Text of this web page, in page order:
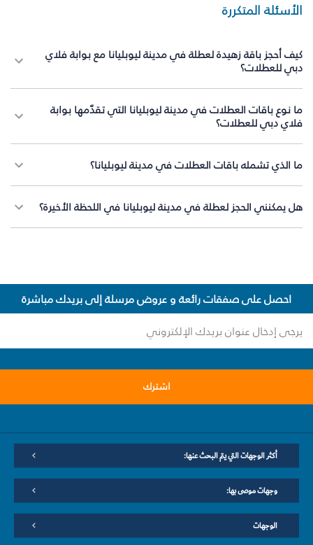
الأسئلة المتكررة
كيف أحجز باقة زهيدة لعطلة في مدينة ليوبليانا مع بوابة فلاي
دبي للعطلات؟
ما نوع باقات العطلات في مدينة ليوبليانا التي تقدّمها بوابة
فلاي دبي للعطلات؟
ما الذي تشمله باقات العطلات في مدينة ليوبليانا؟
هل يمكنني الحجز لعطلة في مدينة ليوبليانا في اللحظة الأخيرة؟
احصل على صفقات رائعة و عروض مرسلة إلى بريدك مباشرة
اشترك
أكثر الوجهات التي يتم البحث عنها:
وجهات موصى بها:
الوجهات